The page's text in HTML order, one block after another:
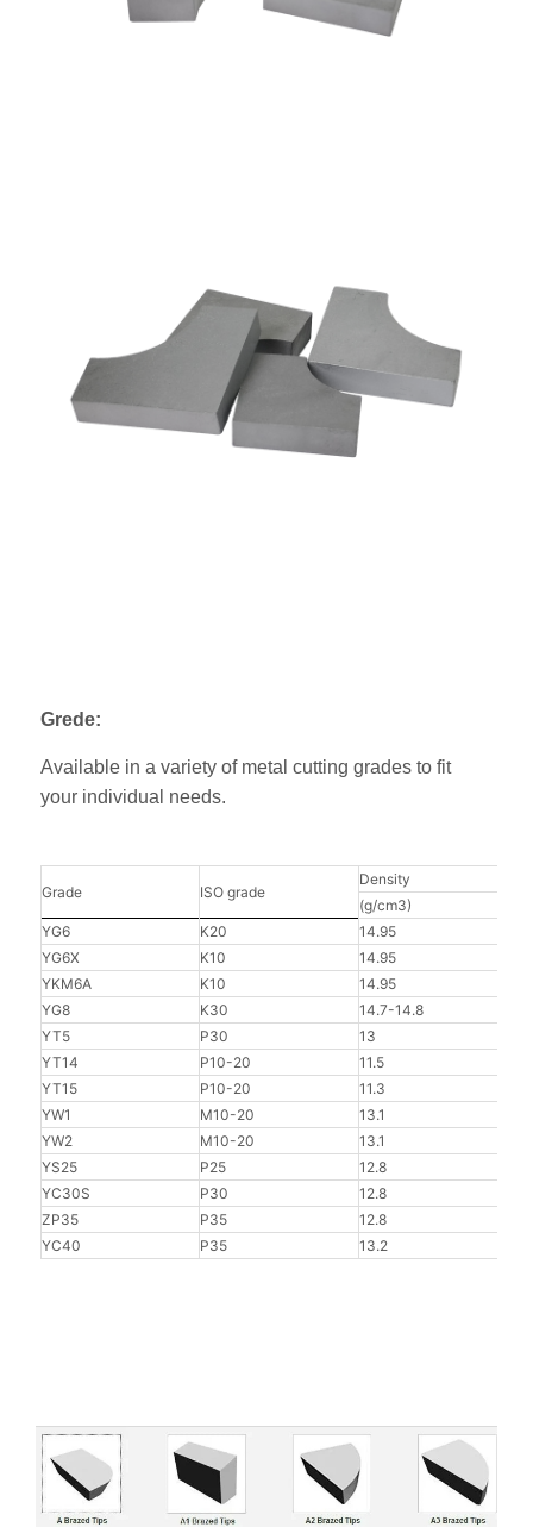
Grede:
Available in a variety of metal cutting grades to fit
your individual needs.
Grade ISO grade
Density
(g/cm3)
YG6
K20 14.95
YG6X
K10 14.95
YKM6A
K10 14.95
YG8
K30 14.7-14.8
YT5
P30 13
YT14
P10-20 11.5
YT15
P10-20 11.3
YW1
M10-20 13.1
YW2
M10-20 13.1
YS25
P25 12.8
YC30S
P30 12.8
ZP35
P35 12.8
YC40
P35 13.2